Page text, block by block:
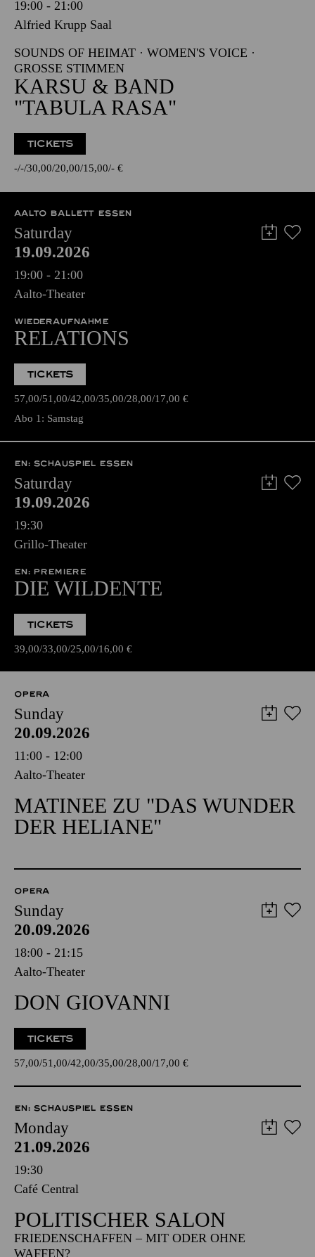
19:00 - 21:00
Alfried Krupp Saal
SOUNDS OF HEIMAT · WOMEN'S VOICE ·
GROSSE STIMMEN
KARSU & BAND
"TABULA RASA"
TICKETS
- - 30,00 20,00 15,00 - €
AALTO BALLETT ESSEN
Saturday
19.09.2026
19:00 - 21:00
Aalto-Theater
WIEDERAUFNAHME
RELATIONS
TICKETS
57,00 51,00 42,00 35,00 28,00 17,00 €
Abo 1: Samstag
EN: SCHAUSPIEL ESSEN
Saturday
19.09.2026
19:30
Grillo-Theater
EN: PREMIERE
DIE WILDENTE
TICKETS
39,00 33,00 25,00 16,00 €
OPERA
Sunday
20.09.2026
11:00 - 12:00
Aalto-Theater
MATINEE ZU "DAS WUNDER
DER HELIANE"
OPERA
Sunday
20.09.2026
18:00 - 21:15
Aalto-Theater
DON GIOVANNI
TICKETS
57,00 51,00 42,00 35,00 28,00 17,00 €
EN: SCHAUSPIEL ESSEN
Monday
21.09.2026
19:30
Café Central
POLITISCHER SALON
FRIEDENSCHAFFEN – MIT ODER OHNE
WAFFEN?